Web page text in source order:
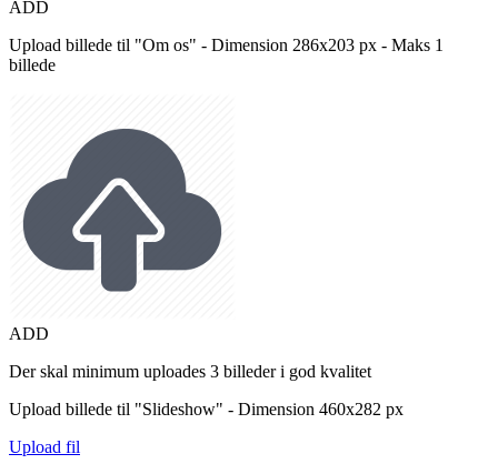
ADD
Upload billede til "Om os" - Dimension 286x203 px - Maks 1
billede
ADD
Der skal minimum uploades 3 billeder i god kvalitet
Upload billede til "Slideshow" - Dimension 460x282 px
Upload fil